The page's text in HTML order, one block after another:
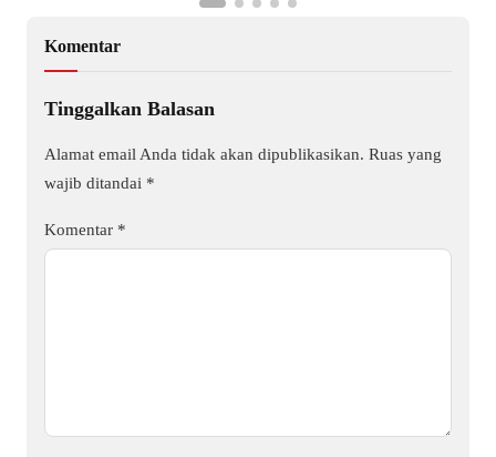
Komentar
Tinggalkan Balasan
Alamat email Anda tidak akan dipublikasikan. Ruas yang
wajib ditandai *
Komentar *